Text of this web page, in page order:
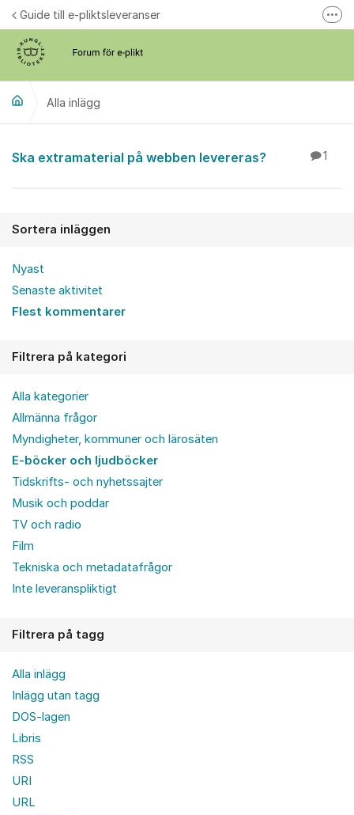
Hoppa till innehåll
Guide till e-pliktsleveranser
Alla inlägg
Alla inlägg
Ska extramaterial på webben levereras? 1
Sortera inläggen
Nyast
Senaste aktivitet
Flest kommentarer
Filtrera på kategori
Alla kategorier
Allmänna frågor
Myndigheter, kommuner och lärosäten
E-böcker och ljudböcker
Tidskrifts- och nyhetssajter
Musik och poddar
TV och radio
Film
Tekniska och metadatafrågor
Inte leveranspliktigt
Filtrera på tagg
Alla inlägg
Inlägg utan tagg
DOS-lagen
Libris
RSS
URI
URL